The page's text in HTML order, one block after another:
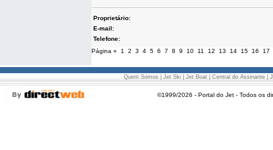
Proprietário:
E-mail:
Telefone:
Página « 1 2 3 4 5 6 7 8 9 10 11 12 13 14 15 16 17
Quem Somos Jet Ski Jet Boat Central do Assinante
©1999/2026 - Portal do Jet - Todos os